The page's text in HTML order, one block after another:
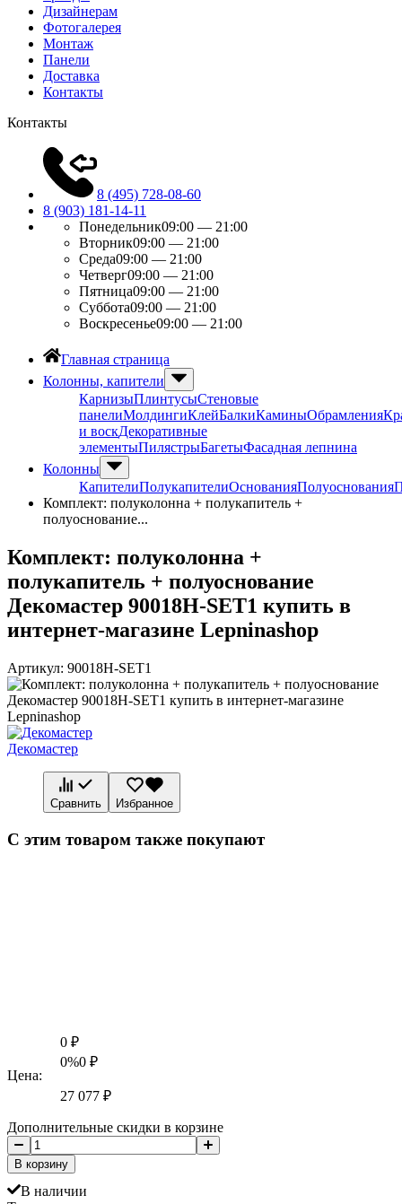
Дизайнерам
Фотогалерея
Монтаж
Панели
Доставка
Контакты
Контакты
8 (495) 728-08-60
8 (903) 181-14-11
Понедельник09:00 — 21:00
Вторник09:00 — 21:00
Среда09:00 — 21:00
Четверг09:00 — 21:00
Пятница09:00 — 21:00
Суббота09:00 — 21:00
Воскресенье09:00 — 21:00
Главная страница
Колонны, капители
КарнизыПлинтусыСтеновые
панелиМолдингиКлейБалкиКаминыОбрамления
и воскДекоративные
элементыПилястрыБагетыФасадная лепнина
Колонны
КапителиПолукапителиОснованияПолуоснования
Комплект: полуколонна + полукапитель +
полуоснование...
Комплект: полуколонна +
полукапитель + полуоснование
Декомастер 90018H-SET1 купить в
интернет-магазине Lepninashop
Артикул: 90018H-SET1
Декомастер
Сравнить Избранное
С этим товаром также покупают
Цена:
0 ₽
0%0 ₽
27 077 ₽
Дополнительные скидки в корзине
В корзину
В наличии